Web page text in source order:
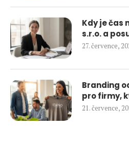
Kdy je čas
s.r.o. a
27. července,
Branding
pro firmy,
21. července,